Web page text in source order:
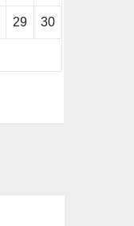
29 30